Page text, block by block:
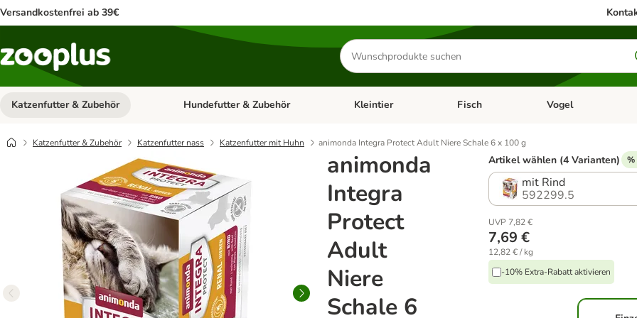
Versandkostenfrei ab 39€
Produkte
suchen
Katzenfutter & Zubehör Kategorie-Menü öffnen: Katzenfutter & Zubehör
Hundefutter & Zubehör Kategorie-Menü öffnen: Hundefutter & Zubehör
Kleintier Kategorie-Menü öffnen: Kleintier
Fisch Kategorie-Menü
Vogel
Katzenfutter & Zubehör Katzenfutter nass Katzenfutter mit Huhn animonda Integra Protect Adult Niere Schale 6 x 100 g
animonda
Integra
Protect
Adult
Niere
Schale 6
Artikel wählen (4 Varianten)
mit Rind
592299.5
UVP 7,82 €
7,69 €
12,82 € / kg
-10% Extra-Rabatt aktivieren